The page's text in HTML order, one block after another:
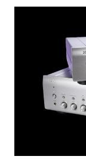
зависимости
Проверка
точности
Для этого
оснащены
Модели,